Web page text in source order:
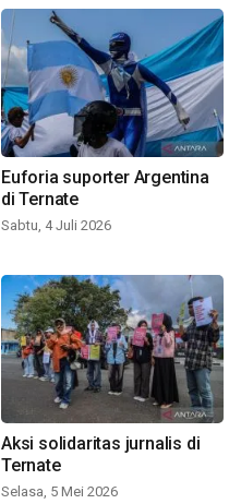
Euforia suporter Argentina
di Ternate
Sabtu, 4 Juli 2026
Aksi solidaritas jurnalis di
Ternate
Selasa, 5 Mei 2026